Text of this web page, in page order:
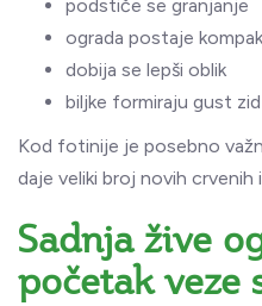
podstiče se granjanje
ograda postaje
dobija se lepši oblik
biljke formiraju gust
Kod fotinije je posebno
daje veliki broj novih crvenih
Sadnja žive
početak veze